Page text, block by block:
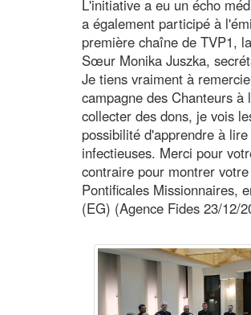
L'initiative a eu un écho
a également participé à
première chaîne de TVP1,
Sœur Monika Juszka,
Je tiens vraiment à
campagne des Chanteurs
collecter des dons, je vois
possibilité d'apprendre à
infectieuses. Merci pour
contraire pour montrer
Pontificales Missionnaires,
(EG) (Agence Fides 23/12/